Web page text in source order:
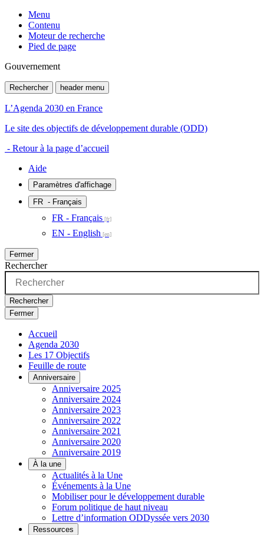
Menu
Contenu
Moteur de recherche
Pied de page
Gouvernement
Rechercher header menu
L’Agenda 2030 en France
Le site des objectifs de développement durable (ODD)
- Retour à la page d’accueil
Aide
Paramètres d'affichage
FR - Français
FR - Français
EN - English
Fermer
Rechercher
Rechercher
Fermer
Accueil
Agenda 2030
Les 17 Objectifs
Feuille de route
Anniversaire
Anniversaire 2025
Anniversaire 2024
Anniversaire 2023
Anniversaire 2022
Anniversaire 2021
Anniversaire 2020
Anniversaire 2019
À la une
Actualités à la Une
Événements à la Une
Mobiliser pour le développement durable
Forum politique de haut niveau
Lettre d’information ODDyssée vers 2030
Ressources